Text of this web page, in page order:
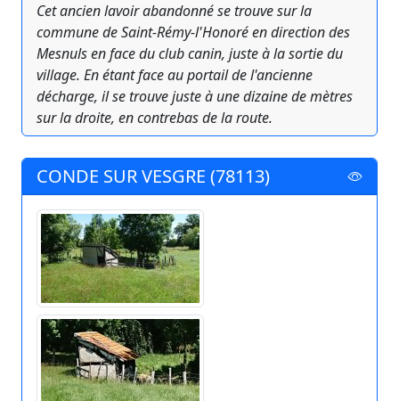
Cet ancien lavoir abandonné se trouve sur la
commune de Saint-Rémy-l'Honoré en direction des
Mesnuls en face du club canin, juste à la sortie du
village. En étant face au portail de l'ancienne
décharge, il se trouve juste à une dizaine de mètres
sur la droite, en contrebas de la route.
CONDE SUR VESGRE (78113)